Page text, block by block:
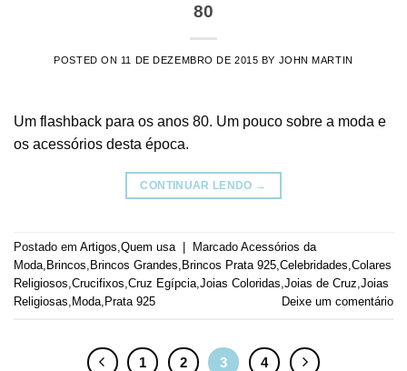
80
POSTED ON 11 DE DEZEMBRO DE 2015 BY JOHN MARTIN
Um flashback para os anos 80. Um pouco sobre a moda e
os acessórios desta época.
CONTINUAR LENDO →
Postado em Artigos Quem usa Marcado Acessórios da
Moda Brincos Brincos Grandes Brincos Prata 925 Celebridades Colares
Religiosos Crucifixos Cruz Egípcia Joias Coloridas Joias de Cruz Joias
Religiosas Moda Prata 925 Deixe um comentário
1 2 3 4